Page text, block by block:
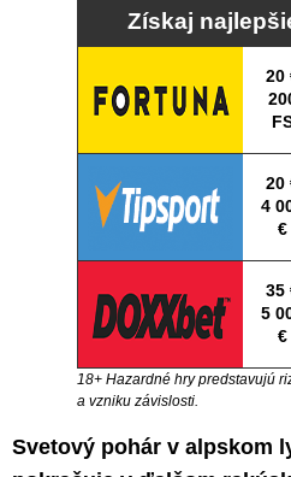
Získaj
20
20
4
€
35
5
€
18+ Hazardné hry predstavujú
a vzniku závislosti.
Svetový pohár v alpskom